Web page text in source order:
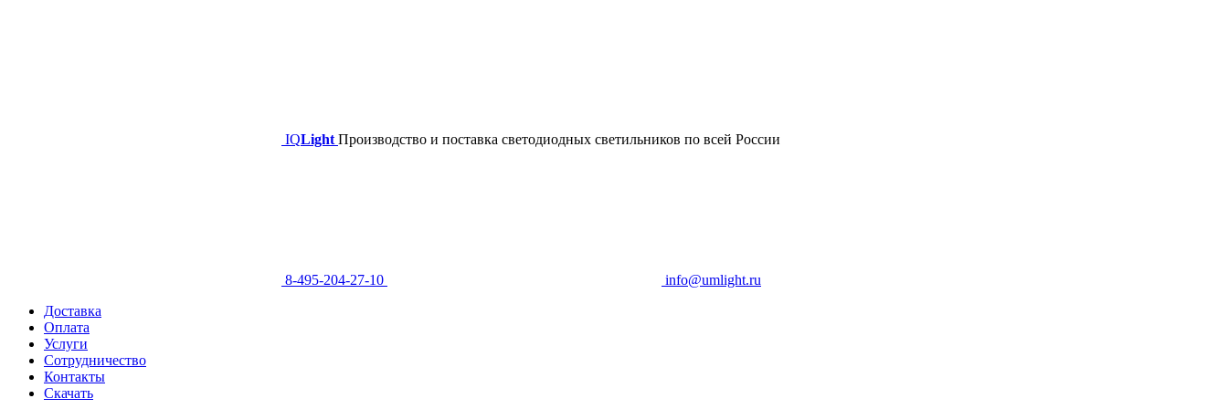
IQLight Производство и поставка светодиодных светильников по всей России
8-495-204-27-10
info@umlight.ru
Доставка
Оплата
Услуги
Сотрудничество
Контакты
Скачать